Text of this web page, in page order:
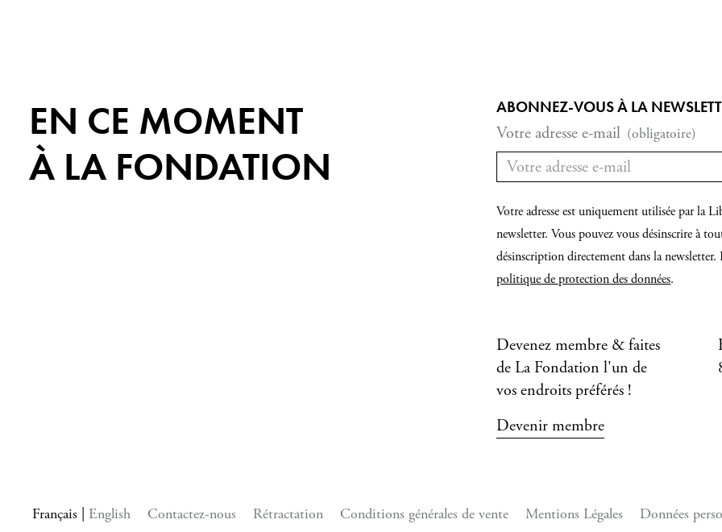
EN CE MOMENT
À LA FONDATION
ABONNEZ-VOUS À LA
Votre adresse e-mail (obligatoire)
Votre adresse est uniquement utilisée par la
newsletter. Vous pouvez vous désinscrire à
désinscription directement dans la
politique de protection des données.
Devenez membre & faites
de La Fondation l'un de
vos endroits préférés !
Devenir membre
Français English Contactez-nous Rétractation Conditions générales de vente Mentions Légales Données